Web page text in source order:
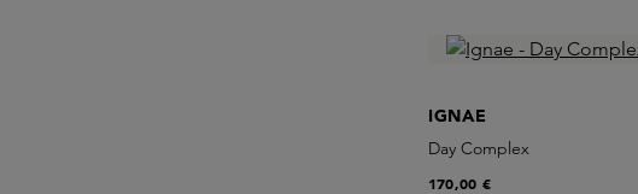
IGNAE
Day Complex
170,00 €